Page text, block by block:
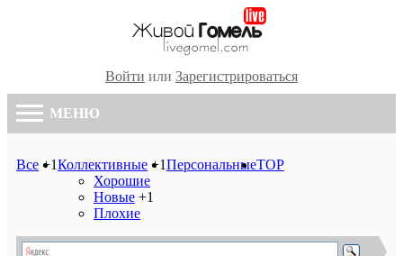
Войти или Зарегистрироваться
МЕНЮ
Все +1Коллективные +1
Хорошие
Новые +1
Плохие
ПерсональныеTOP